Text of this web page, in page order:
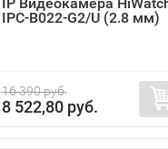
IPC-B022-G2/U (2.8 мм)
16 390 руб.
8 522,80 руб.